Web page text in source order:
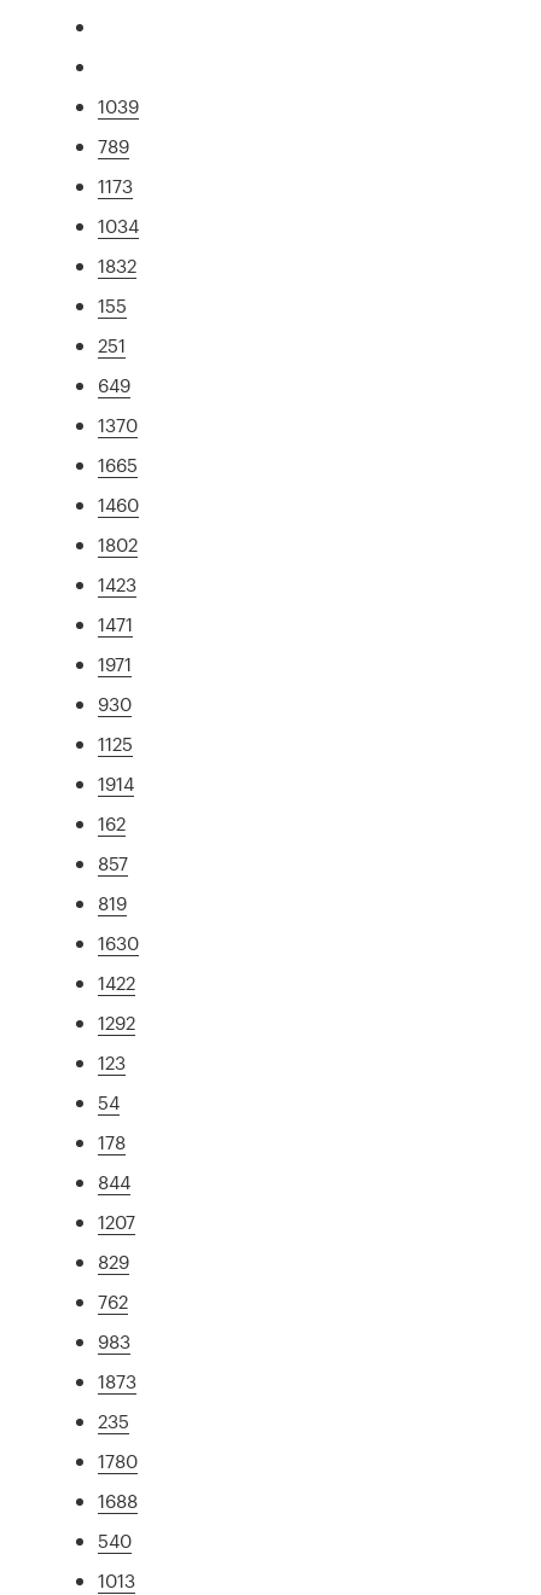
1039
789
1173
1034
1832
155
251
649
1370
1665
1460
1802
1423
1471
1971
930
1125
1914
162
857
819
1630
1422
1292
123
54
178
844
1207
829
762
983
1873
235
1780
1688
540
1013